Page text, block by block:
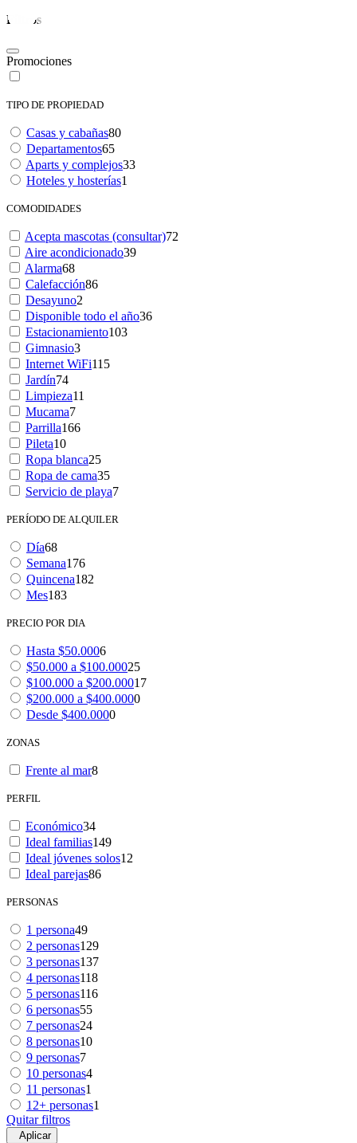
Filtros
Promociones
TIPO DE PROPIEDAD
Casas y cabañas80
Departamentos65
Aparts y complejos33
Hoteles y hosterías1
COMODIDADES
Acepta mascotas (consultar)72
Aire acondicionado39
Alarma68
Calefacción86
Desayuno2
Disponible todo el año36
Estacionamiento103
Gimnasio3
Internet WiFi115
Jardín74
Limpieza11
Mucama7
Parrilla166
Pileta10
Ropa blanca25
Ropa de cama35
Servicio de playa7
PERÍODO DE ALQUILER
Día68
Semana176
Quincena182
Mes183
PRECIO POR DIA
Hasta $50.0006
$50.000 a $100.00025
$100.000 a $200.00017
$200.000 a $400.0000
Desde $400.0000
ZONAS
Frente al mar8
PERFIL
Económico34
Ideal familias149
Ideal jóvenes solos12
Ideal parejas86
PERSONAS
1 persona49
2 personas129
3 personas137
4 personas118
5 personas116
6 personas55
7 personas24
8 personas10
9 personas7
10 personas4
11 personas1
12+ personas1
Quitar filtros
Aplicar